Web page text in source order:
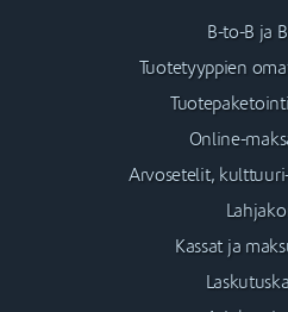
B-to-B ja
Tuotetyyppien
Online-
Arvosetelit,
Kassat ja